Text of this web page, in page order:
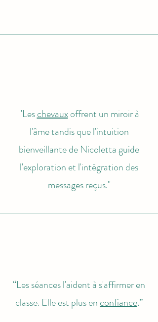
"Leschevauxoffrent un miroir à
l'âme tandis que l'intuition
bienveillante de Nicoletta guide
l'exploration et l'intégration des
messages reçus."
“Les séances l'aident à s'affirmer en
classe. Elle est plus enconfiance.”